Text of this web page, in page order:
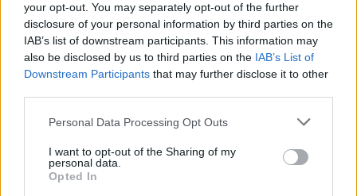
your opt-out. You may separately opt-out of the further
disclosure of your personal information by third parties on the
IAB’s list of downstream participants. This information may
also be disclosed by us to third parties on the IAB’s List of
Downstream Participants that may further disclose it to other
Please note that this website/app uses one or more Google
not limited to your visit or usage behaviour. You may click to
grant or deny consent to Google and its third-party tags to
use your data for below specified purposes in below Google
Personal Data Processing Opt Outs
I want to opt-out of the Sharing of my
personal data.
Opted In
ROMA Il
Campidoglio
risponde
sull’ipotesi di
concordato per
Successiva
L’Uefa risponde sul
mancato VAR al
termine di Porto
Roma
POTREBBE INTERESSARTI